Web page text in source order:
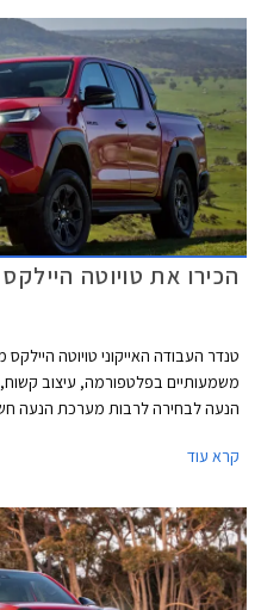
אלינו עם מנוע טורבו דיזל המשלב
התחלתי של 309,990 ₪.
הכירו את טויוטה היילקס 2026 החדש
טנדר העבודה האייקוני טויוטה היילקס
משמעותיים בפלטפורמה, עיצוב
לטובת שיפור בתחומי נוחות הנסיעה
קרא עוד